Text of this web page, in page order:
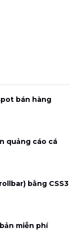
bán hàng
quảng cáo cá
bằng CSS3
miễn phí